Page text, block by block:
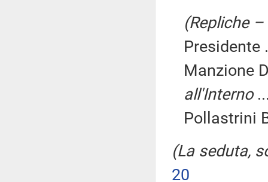
(Repliche
Presidente
Manzione
all'Interno
Pollastrini
(La seduta,
20